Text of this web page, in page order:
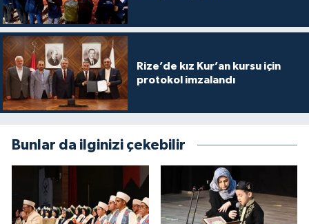
Rize’de kız Kur’an kursu için
protokol imzalandı
Bunlar da ilginizi çekebilir
Düzce Müftülüğü
Edirne Müftülüğü
Elazığ Müftülüğü
Eskişehir Müftülüğü
YAŞAM